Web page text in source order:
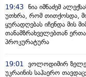
19:43 ნია იმნაძემ
უთხრა, რომ თითქოსდა,
ყურადღებას იჩენდა მის
თანამზრახველებთან
პროკურატურა
19:01
ვოლოდიმირ
უკრაინის საჰაერო